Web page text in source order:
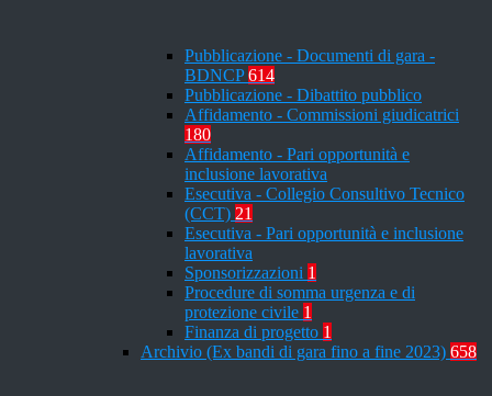
Pubblicazione - Documenti di gara -
BDNCP614
Pubblicazione - Dibattito pubblico
Affidamento - Commissioni giudicatrici
180
Affidamento - Pari opportunità e
inclusione lavorativa
Esecutiva - Collegio Consultivo Tecnico
(CCT) 21
Esecutiva - Pari opportunità e inclusione
lavorativa
Sponsorizzazioni 1
Procedure di somma urgenza e di
protezione civile 1
Finanza di progetto 1
Archivio (Ex bandi di gara fino a fine 2023) 658